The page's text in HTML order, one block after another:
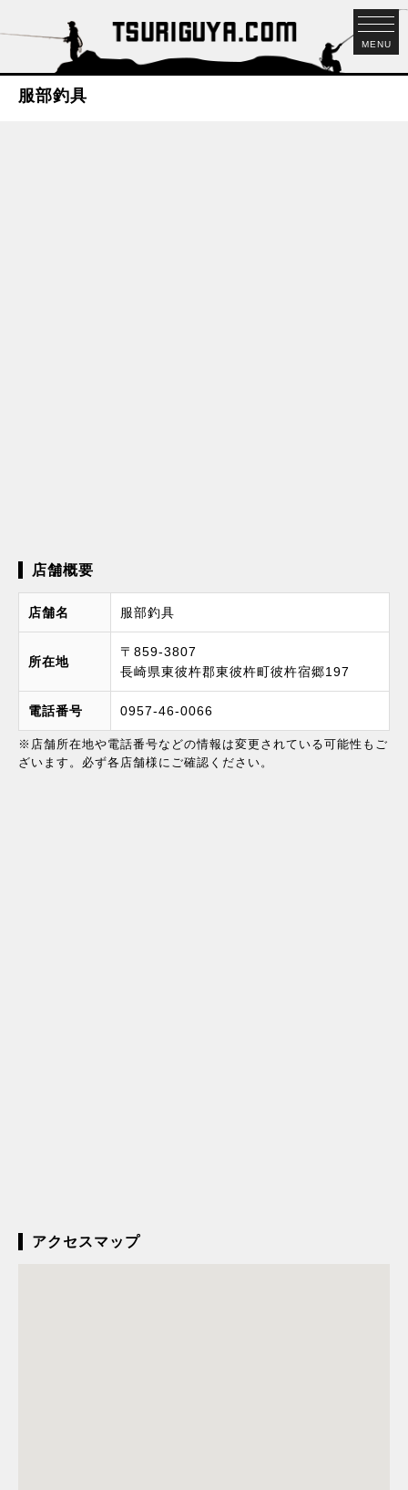
MENU
服部釣具
店舗概要
店舗名 服部釣具
所在地
〒859-3807
長崎県東彼杵郡東彼杵町彼杵宿郷197
電話番号 0957-46-0066
※店舗所在地や電話番号などの情報は変更されている可能性もご
ざいます。必ず各店舗様にご確認ください。
アクセスマップ